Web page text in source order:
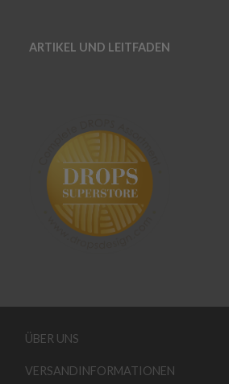
ARTIKEL UND LEITFADEN
ÜBER UNS
VERSANDINFORMATIONEN